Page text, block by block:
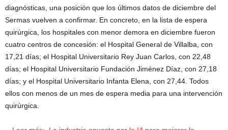
diagnósticas, una posición que los últimos datos de diciembre del
Sermas vuelven a confirmar. En concreto, en la lista de espera
quirúrgica, los hospitales con menor demora en diciembre fueron
cuatro centros de concesión: el Hospital General de Villalba, con
17,21 días; el Hospital Universitario Rey Juan Carlos, con 22,48
días; el Hospital Universitario Fundación Jiménez Díaz, con 27,18
días; y el Hospital Universitario Infanta Elena, con 27,44. Todos
ellos con menos de un mes de espera media para una intervención
quirúrgica.